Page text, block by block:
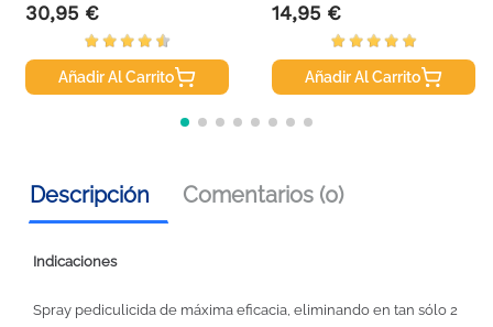
Precio
30,95 €
Añadir Al Carrito
Precio
14,95 €
Añadir Al Carrito
Descripción Comentarios (0)
Indicaciones
Spray pediculicida de máxima eficacia, eliminando en tan sólo 2